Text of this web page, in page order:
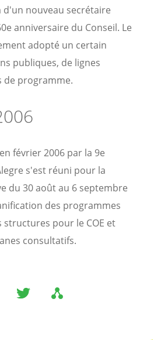
d'un nouveau secrétaire
anniversaire du Conseil. Le
adopté un certain
publiques, de lignes
de programme.
février 2006 par la 9e
s'est réuni pour la
du 30 août au 6 septembre
des programmes
pour le COE et
consultatifs.